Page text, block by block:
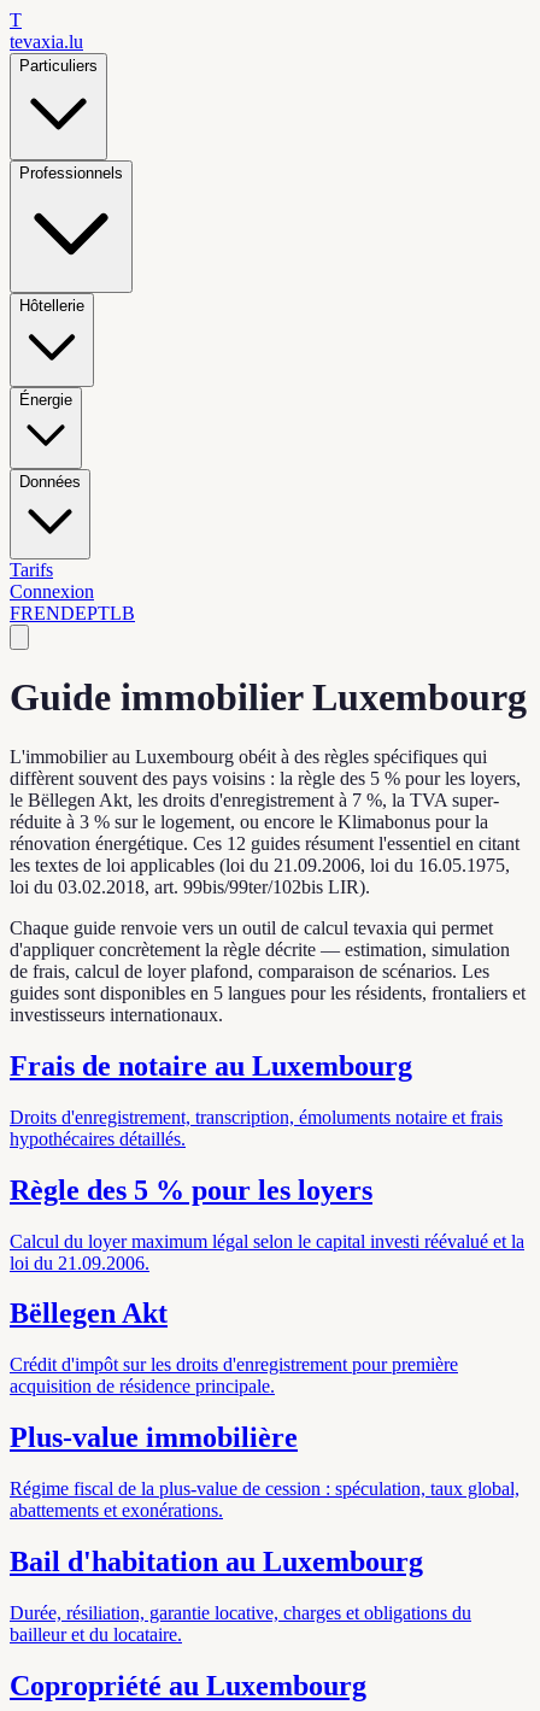
T
tevaxia.lu
Particuliers
Professionnels
Hôtellerie
Énergie
Données
Tarifs
Connexion
FRENDEPTLB
Guide immobilier Luxembourg
L'immobilier au Luxembourg obéit à des règles spécifiques qui
diffèrent souvent des pays voisins : la règle des 5 % pour les loyers,
le Bëllegen Akt, les droits d'enregistrement à 7 %, la TVA super-
réduite à 3 % sur le logement, ou encore le Klimabonus pour la
rénovation énergétique. Ces 12 guides résument l'essentiel en citant
les textes de loi applicables (loi du 21.09.2006, loi du 16.05.1975,
loi du 03.02.2018, art. 99bis/99ter/102bis LIR).
Chaque guide renvoie vers un outil de calcul tevaxia qui permet
d'appliquer concrètement la règle décrite — estimation, simulation
de frais, calcul de loyer plafond, comparaison de scénarios. Les
guides sont disponibles en 5 langues pour les résidents, frontaliers et
investisseurs internationaux.
Frais de notaire au Luxembourg
Droits d'enregistrement, transcription, émoluments notaire et frais
hypothécaires détaillés.
Règle des 5 % pour les loyers
Calcul du loyer maximum légal selon le capital investi réévalué et la
loi du 21.09.2006.
Bëllegen Akt
Crédit d'impôt sur les droits d'enregistrement pour première
acquisition de résidence principale.
Plus-value immobilière
Régime fiscal de la plus-value de cession : spéculation, taux global,
abattements et exonérations.
Bail d'habitation au Luxembourg
Durée, résiliation, garantie locative, charges et obligations du
bailleur et du locataire.
Copropriété au Luxembourg